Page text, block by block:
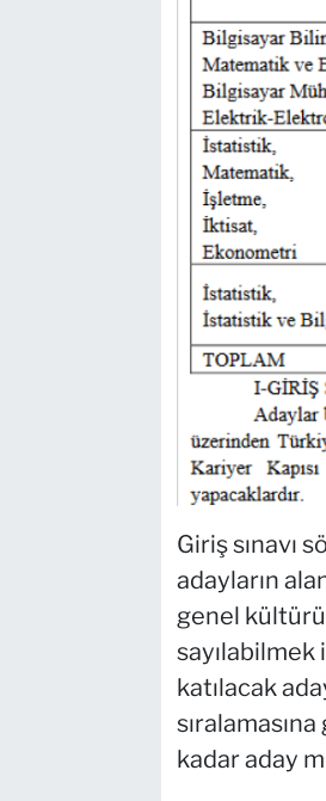
Giriş sınavı
adayların
genel
sayılabilmek
katılacak
kadar aday